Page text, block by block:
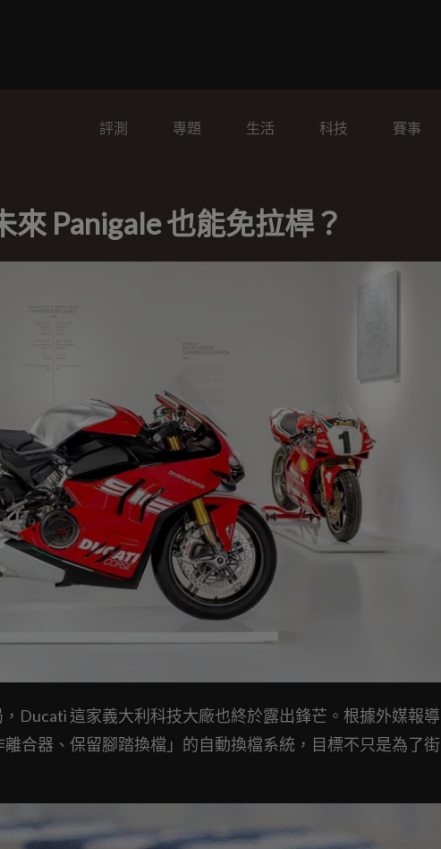
評測 專題 生活 科技 賽事
Panigale 也能免拉桿？
Ducati 這家義大利科技大廠也終於露出鋒芒。根據外媒報導
合器、保留腳踏換檔」的自動換檔系統，目標不只是為了街